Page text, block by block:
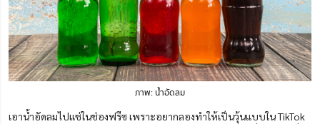
ภาพ: น้ำอัดลม
เอาน้ำอัดลมไปแช่ในช่องฟรีซ เพราะอยากลองทำให้เป็นวุ้นแบบใน TikTok